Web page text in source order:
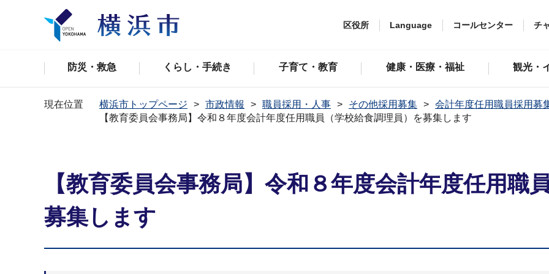
区役所 Language コールセンター チ
防災・救急 くらし・手続き 子育て・教育 健康・医療・福祉 観光・
現在位置 横浜市トップページ 市政情報 職員採用・人事 その他採用募集
会計年度任用職員採用募
【教育委員会事務局】令和８年度会計年度任用職員（学校給食調理員）を募集します
【教育委員会事務局】令和８年度会計年度任用職
募集します